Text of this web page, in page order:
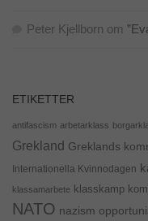
Peter Kjellborn om
ETIKETTER
antifascism arbetarklass
Grekland Greklands
Internationella Kvinnodagen
klassamarbete klasskamp
NATO nazism